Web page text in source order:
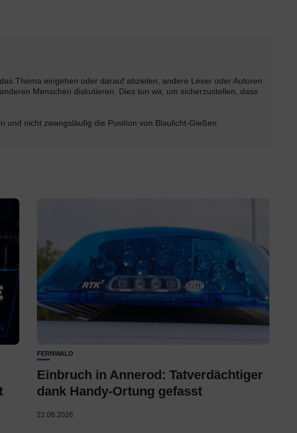
Thema eingehen oder darauf abzielen, andere Leser oder Autoren
Menschen diskutieren. Dies tun wir, um sicherzustellen, dass
und nicht zwangsläufig die Position von Blaulicht-Gießen
FERNWALD
Einbruch in Annerod: Tatverdächtiger
dank Handy-Ortung gefasst
22.06.2026